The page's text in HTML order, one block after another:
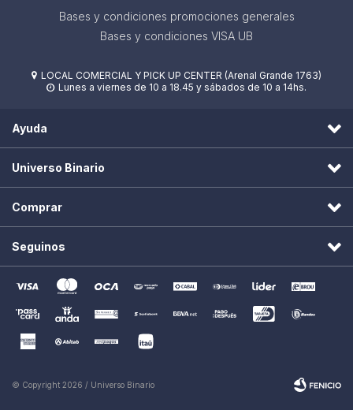
Bases y condiciones promociones generales
Bases y condiciones VISA UB
 LOCAL COMERCIAL Y PICK UP CENTER (Arenal Grande 1763)
 Lunes a viernes de 10 a 18.45 y sábados de 10 a 14hs.
Ayuda
Universo Binario
Comprar
Seguinos
© Copyright 2026 / Universo Binario